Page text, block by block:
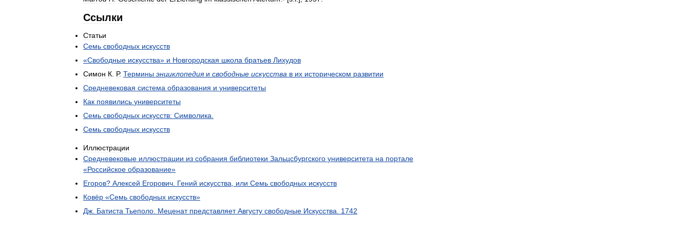
Ссылки
Статьи
Семь свободных искусств
«Свободные искусства» и Новгородская школа братьев Лихудов
Симон К Р. Термины энциклопедия и свободные искусства в их историческом развитии
Средневековая система образования и университеты
Как появились университеты
Семь свободных искусств: Символика
Семь свободных искусств
Иллюстрации
Средневековые иллюстрации из собрания библиотеки Зальцсбургского университета на портале
«Российское образование»
Егоров? Алексей Егорович Гений искусства или Семь свободных искусств
Ковёр «Семь свободных искусств»
Дж Батиста Тьеполо Меценат представляет Августу свободные Искусства 1742